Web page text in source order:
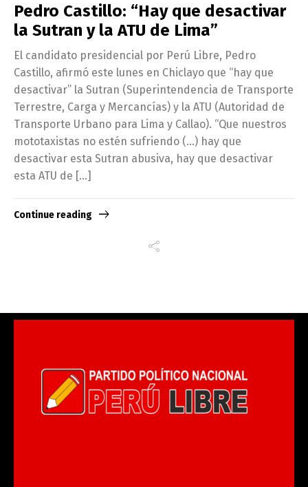
Pedro Castillo: “Hay que desactivar
la Sutran y la ATU de Lima”
El candidato presidencial por Perú Libre, Pedro
Castillo, afirmó este lunes en Chiclayo que “hay que
desactivar” la Sutran (Superintendencia de Transporte
Terrestre, Carga y Mercancías) y la ATU (Autoridad de
Transporte Urbano para Lima y Callao). “Que nuestros
mototaxistas no estén sufriendo (…) hay que
desactivar esta Sutran abusiva, hay que desactivar
esta ATU de […]
Continue reading